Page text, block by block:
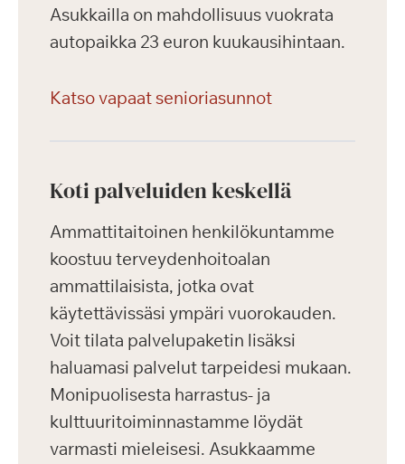
Asukkailla on mahdollisuus vuokrata
autopaikka 23 euron kuukausihintaan.
Katso vapaat senioriasunnot
Koti palveluiden keskellä
Ammattitaitoinen henkilökuntamme
koostuu terveydenhoitoalan
ammattilaisista, jotka ovat
käytettävissäsi ympäri vuorokauden.
Voit tilata palvelupaketin lisäksi
haluamasi palvelut tarpeidesi mukaan.
Monipuolisesta harrastus- ja
kulttuuritoiminnastamme löydät
varmasti mieleisesi. Asukkaamme